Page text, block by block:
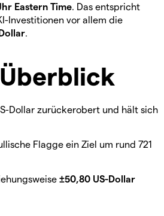
Eastern Time. Das entspricht
Investitionen vor allem die
.
Dollar zurückerobert und hält sich
Flagge ein Ziel um rund 721
±50,80 US-Dollar